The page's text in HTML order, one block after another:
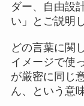
ダー、自由設
い」とご説明
どの言葉に関
イメージで使
が厳密に同じ
ん、という意